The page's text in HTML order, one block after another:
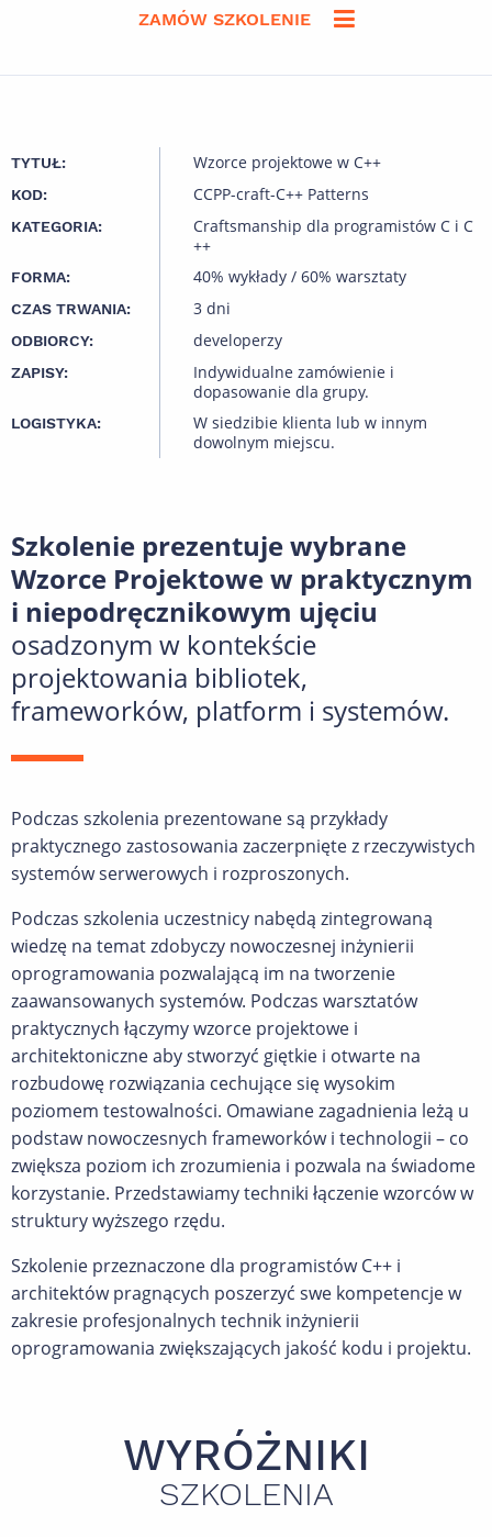
ZAMÓW SZKOLENIE
TYTUŁ: Wzorce projektowe w C++
KOD: CCPP-craft-C++ Patterns
KATEGORIA:
Craftsmanship dla programistów C i C
++
FORMA: 40% wykłady / 60% warsztaty
CZAS TRWANIA: 3 dni
ODBIORCY: developerzy
ZAPISY:
Indywidualne zamówienie i
dopasowanie dla grupy.
LOGISTYKA:
W siedzibie klienta lub w innym
dowolnym miejscu.
Szkolenie prezentuje wybrane
Wzorce Projektowe w praktycznym
i niepodręcznikowym ujęciu
osadzonym w kontekście
projektowania bibliotek,
frameworków, platform i systemów.
Podczas szkolenia prezentowane są przykłady
praktycznego zastosowania zaczerpnięte z rzeczywistych
systemów serwerowych i rozproszonych.
Podczas szkolenia uczestnicy nabędą zintegrowaną
wiedzę na temat zdobyczy nowoczesnej inżynierii
oprogramowania pozwalającą im na tworzenie
zaawansowanych systemów. Podczas warsztatów
praktycznych łączymy wzorce projektowe i
architektoniczne aby stworzyć giętkie i otwarte na
rozbudowę rozwiązania cechujące się wysokim
poziomem testowalności. Omawiane zagadnienia leżą u
podstaw nowoczesnych frameworków i technologii – co
zwiększa poziom ich zrozumienia i pozwala na świadome
korzystanie. Przedstawiamy techniki łączenie wzorców w
struktury wyższego rzędu.
Szkolenie przeznaczone dla programistów C++ i
architektów pragnących poszerzyć swe kompetencje w
zakresie profesjonalnych technik inżynierii
oprogramowania zwiększających jakość kodu i projektu.
WYRÓŻNIKI
SZKOLENIA